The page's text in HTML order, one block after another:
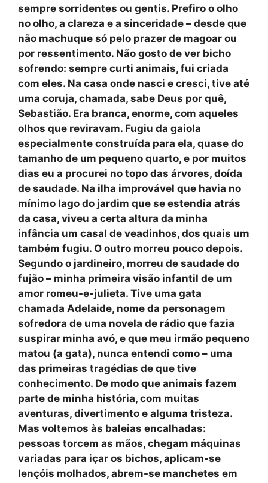
sempre sorridentes ou gentis. Prefiro o olho
no olho, a clareza e a sinceridade – desde que
não machuque só pelo prazer de magoar ou
por ressentimento. Não gosto de ver bicho
sofrendo: sempre curti animais, fui criada
com eles. Na casa onde nasci e cresci, tive até
uma coruja, chamada, sabe Deus por quê,
Sebastião. Era branca, enorme, com aqueles
olhos que reviravam. Fugiu da gaiola
especialmente construída para ela, quase do
tamanho de um pequeno quarto, e por muitos
dias eu a procurei no topo das árvores, doída
de saudade. Na ilha improvável que havia no
mínimo lago do jardim que se estendia atrás
da casa, viveu a certa altura da minha
infância um casal de veadinhos, dos quais um
também fugiu. O outro morreu pouco depois.
Segundo o jardineiro, morreu de saudade do
fujão – minha primeira visão infantil de um
amor romeu-e-julieta. Tive uma gata
chamada Adelaide, nome da personagem
sofredora de uma novela de rádio que fazia
suspirar minha avó, e que meu irmão pequeno
matou (a gata), nunca entendi como – uma
das primeiras tragédias de que tive
conhecimento. De modo que animais fazem
parte de minha história, com muitas
aventuras, divertimento e alguma tristeza.
Mas voltemos às baleias encalhadas:
pessoas torcem as mãos, chegam máquinas
variadas para içar os bichos, aplicam-se
lençóis molhados, abrem-se manchetes em